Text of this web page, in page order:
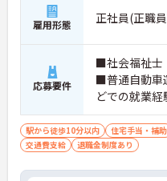
雇用形態 正社員(正職
応募要件
■社会福祉士
■普通自動車
どでの就業
夜勤経験が有
駅から徒歩10分以内 住宅手当・補助
交通費支給
退職金制度あり